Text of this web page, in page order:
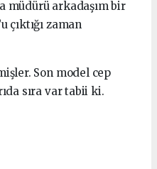
müdürü arkadaşım bir
çıktığı zaman
Son model cep
sıra var tabii ki.